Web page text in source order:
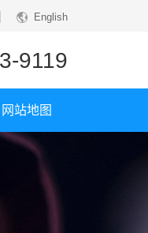
English
9119
网站地图